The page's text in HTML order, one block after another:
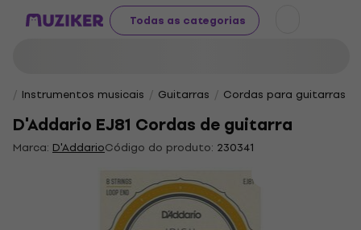
Todas as categorias
Instrumentos musicais Guitarras Cordas para guitarras
D'Addario EJ81 Cordas de guitarra
Marca: D'AddarioCódigo do produto: 230341